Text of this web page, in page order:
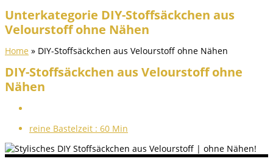
Unterkategorie DIY-Stoffsäckchen aus
Velourstoff ohne Nähen
Home » DIY-Stoffsäckchen aus Velourstoff ohne Nähen
DIY-Stoffsäckchen aus Velourstoff ohne
Nähen
reine Bastelzeit : 60 Min